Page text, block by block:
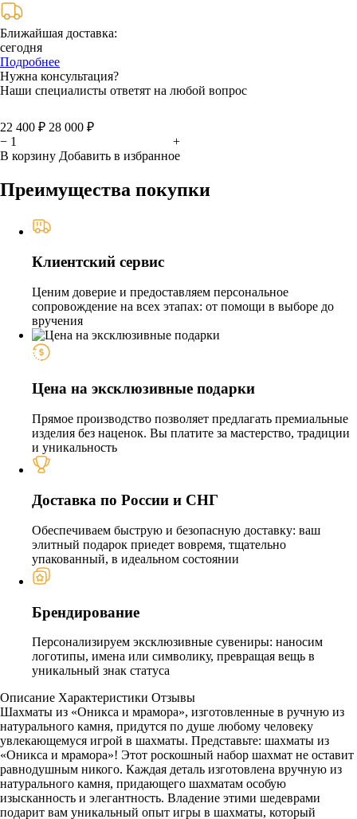
Ближайшая доставка:
сегодня
Подробнее
Нужна консультация?
Наши специалисты ответят на любой вопрос
22 400 ₽ 28 000 ₽
−
+
В корзину Добавить в избранное
Преимущества покупки
Клиентский сервис
Ценим доверие и предоставляем персональное
сопровождение на всех этапах: от помощи в выборе до
вручения
Цена на эксклюзивные подарки
Прямое производство позволяет предлагать премиальные
изделия без наценок. Вы платите за мастерство, традиции
и уникальность
Доставка по России и СНГ
Обеспечиваем быструю и безопасную доставку: ваш
элитный подарок приедет вовремя, тщательно
упакованный, в идеальном состоянии
Брендирование
Персонализируем эксклюзивные сувениры: наносим
логотипы, имена или символику, превращая вещь в
уникальный знак статуса
Описание Характеристики Отзывы
Шахматы из «Оникса и мрамора», изготовленные в ручную из
натурального камня, придутся по душе любому человеку
увлекающемуся игрой в шахматы. Представьте: шахматы из
«Оникса и мрамора»! Этот роскошный набор шахмат не оставит
равнодушным никого. Каждая деталь изготовлена вручную из
натурального камня, придающего шахматам особую
изысканность и элегантность. Владение этими шедеврами
подарит вам уникальный опыт игры в шахматы, который